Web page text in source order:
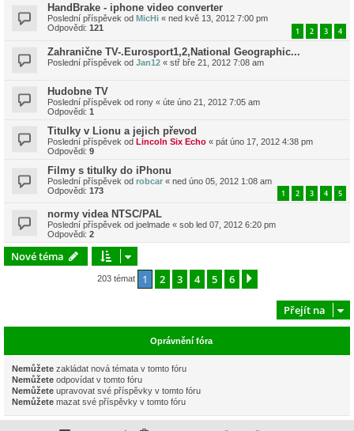
HandBrake - iphone video converter
Poslední příspěvek od MicHi « ned kvě 13, 2012 7:00 pm
Odpovědi: 121 1 2 3 4
Zahranične TV-.Eurosport1,2,National Geographic...
Poslední příspěvek od Jan12 « stř bře 21, 2012 7:08 am
Hudobne TV
Poslední příspěvek od rony « úte úno 21, 2012 7:05 am
Odpovědi: 1
Titulky v Lionu a jejich převod
Poslední příspěvek od Lincoln Six Echo « pát úno 17, 2012 4:38 pm
Odpovědi: 9
Filmy s titulky do iPhonu
Poslední příspěvek od robcar « ned úno 05, 2012 1:08 am
Odpovědi: 173 1 2 3 4 5
normy videa NTSC/PAL
Poslední příspěvek od joelmade « sob led 07, 2012 6:20 pm
Odpovědi: 2
Nové téma
203 témat 1 2 3 4 5 6
Přejít na
Oprávnění fóra
Nemůžete zakládat nová témata v tomto fóru
Nemůžete odpovídat v tomto fóru
Nemůžete upravovat své příspěvky v tomto fóru
Nemůžete mazat své příspěvky v tomto fóru